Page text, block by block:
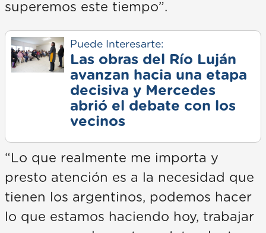
superemos este tiempo”.
Puede Interesarte:
Las obras del Río Luján
avanzan hacia una etapa
decisiva y Mercedes
abrió el debate con los
vecinos
“Lo que realmente me importa y
presto atención es a la necesidad que
tienen los argentinos, podemos hacer
lo que estamos haciendo hoy, trabajar